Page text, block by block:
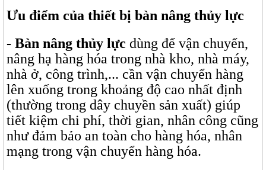
Ưu điểm của thiết bị bàn nâng thủy lực
- Bàn nâng thủy lực dùng để vận chuyển,
nâng hạ hàng hóa trong nhà kho, nhà máy,
nhà ở, công trình,... cần vận chuyển hàng
lên xuống trong khoảng độ cao nhất định
(thường trong dây chuyền sản xuất) giúp
tiết kiệm chi phí, thời gian, nhân công cũng
như đảm bảo an toàn cho hàng hóa, nhân
mạng trong vận chuyển hàng hóa.